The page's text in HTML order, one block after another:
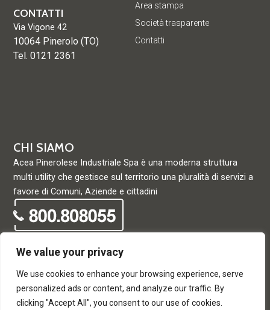
We value your privacy
We use cookies to enhance your browsing experience, serve
personalized ads or content, and analyze our traffic. By
clicking "Accept All", you consent to our use of cookies.
CHI SIAMO
Acea Pinerolese Industriale Spa è una moderna struttura
multi utility che gestisce sul territorio una pluralità di servizi a
favore di Comuni, Aziende e cittadini
Area stampa
Società trasparente
Contatti
CONTATTI
Via Vigone 42
10064 Pinerolo (TO)
Tel. 0121 2361
© Acea Pinerolese Industriale S.p.a. – Tutti i diritti riservati. Via
Vigone 42 - 10064 Pinerolo - P. Iva e Registro delle imprese di